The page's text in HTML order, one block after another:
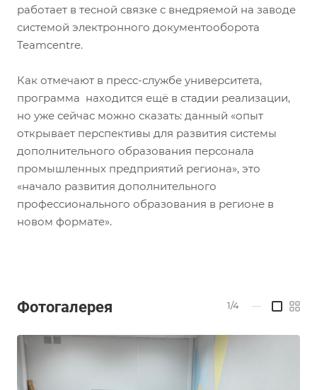
работает в тесной связке с внедряемой на заводе
системой электронного документооборота
Teamcentre.
Как отмечают в пресс-службе университета,
программа находится ещё в стадии реализации,
но уже сейчас можно сказать: данный «опыт
открывает перспективы для развития системы
дополнительного образования персонала
промышленных предприятий региона», это
«начало развития дополнительного
профессионального образования в регионе в
новом формате».
Фотогалерея 1/4 —